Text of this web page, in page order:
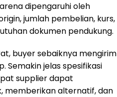
dipengaruhi oleh
jumlah pembelian, kurs,
dokumen pendukung.
buyer sebaiknya mengirim
Semakin jelas spesifikasi
supplier dapat
memberikan alternatif, dan